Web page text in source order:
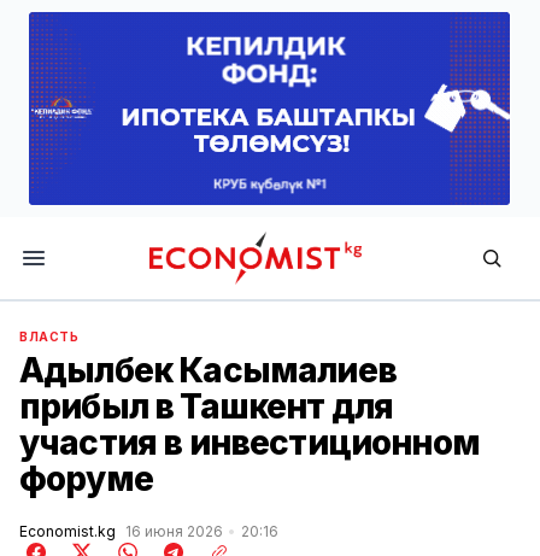
Economist.kg
ВЛАСТЬ
Адылбек Касымалиев
прибыл в Ташкент для
участия в инвестиционном
форуме
Economist.kg 16 июня 2026 20:16